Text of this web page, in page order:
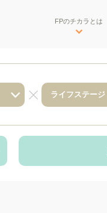
FPのチカラとは